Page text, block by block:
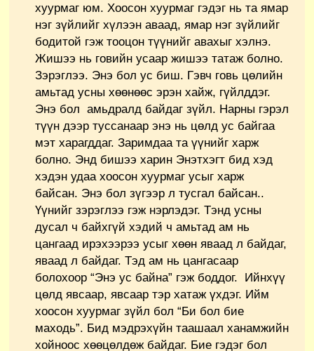
хуурмаг юм. Хоосон хуурмаг гэдэг нь та ямар
нэг зүйлийг хүлээн аваад, ямар нэг зүйлийг
бодитой гэж тооцон түүнийг авахыг хэлнэ.
Жишээ нь говийн усаар жишээ татаж болно.
Зэрэглээ. Энэ бол ус биш. Гэвч говь цөлийн
амьтад усны хөөнөөс эрэн хайж, гүйлддэг.
Энэ бол амьдралд байдаг зүйл. Нарны гэрэл
түүн дээр туссанаар энэ нь цөлд ус байгаа
мэт харагддаг. Заримдаа та үүнийг харж
болно. Энд бишээ харин Энэтхэгт бид хэд
хэдэн удаа хоосон хуурмаг усыг харж
байсан. Энэ бол зүгээр л тусгал байсан..
Үүнийг зэрэглээ гэж нэрлэдэг. Тэнд усны
дусал ч байхгүй хэдий ч амьтад ам нь
цангаад ирэхээрээ усыг хөөн яваад л байдаг,
яваад л байдаг. Тэд ам нь цангасаар
болохоор “Энэ ус байна” гэж боддог. Ийнхүү
цөлд явсаар, явсаар тэр хатаж үхдэг. Ийм
хоосон хуурмаг зүйл бол “Би бол бие
маходь”. Бид мэдрэхүйн таашаал ханамжийн
хойноос хөөцөлдөж байдаг. Бие гэдэг бол